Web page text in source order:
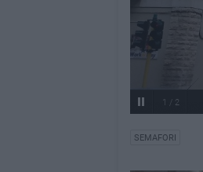
1 / 2
SEMAFORI